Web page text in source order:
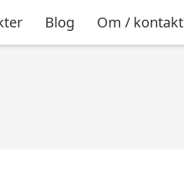
Blog Om / kontakt